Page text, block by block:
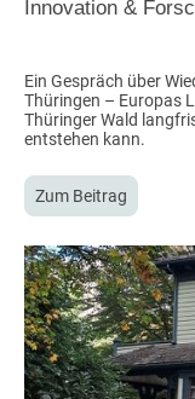
Innovation &
Ein Gespräch über
Thüringen – Europas
Thüringer Wald
entstehen kann.
Zum Beitrag